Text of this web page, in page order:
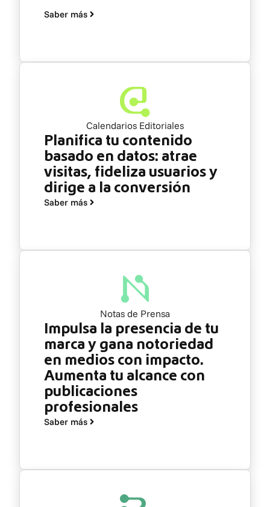
Saber más
Calendarios Editoriales
Planifica tu contenido
basado en datos: atrae
visitas, fideliza usuarios y
dirige a la conversión
Saber más
Notas de Prensa
Impulsa la presencia de tu
marca y gana notoriedad
en medios con impacto.
Aumenta tu alcance con
publicaciones
profesionales
Saber más